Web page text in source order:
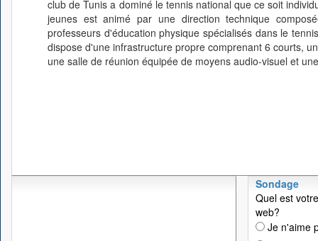
club de Tunis a dominé le tennis national que ce soit
jeunes est animé par une direction technique
professeurs d'éducation physique spécialisés dans le
dispose d'une infrastructure propre comprenant 6 courts,
une salle de réunion équipée de moyens audio-visuel et
Sondage
Quel est
web?
Je n'aime